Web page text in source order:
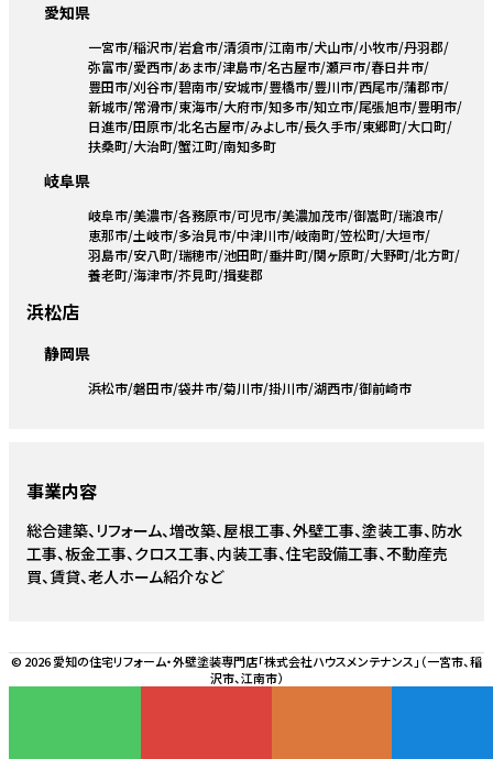
愛知県
一宮市 稲沢市 岩倉市 清須市 江南市 犬山市 小牧市 丹羽郡
弥富市 愛西市 あま市 津島市 名古屋市 瀬戸市 春日井市
豊田市 刈谷市 碧南市 安城市 豊橋市 豊川市 西尾市 蒲郡市
新城市 常滑市 東海市 大府市 知多市 知立市 尾張旭市 豊明市
日進市 田原市 北名古屋市 みよし市 長久手市 東郷町 大口町
扶桑町 大治町 蟹江町 南知多町
岐阜県
岐阜市 美濃市 各務原市 可児市 美濃加茂市 御嵩町 瑞浪市
恵那市 土岐市 多治見市 中津川市 岐南町 笠松町 大垣市
羽島市 安八町 瑞穂市 池田町 垂井町 関ヶ原町 大野町 北方町
養老町 海津市 芥見町 揖斐郡
浜松店
静岡県
浜松市 磐田市 袋井市 菊川市 掛川市 湖西市 御前崎市
事業内容
総合建築、リフォーム、増改築、屋根工事、外壁工事、塗装工事、防水
工事、板金工事、クロス工事、内装工事、住宅設備工事、不動産売
買、賃貸、老人ホーム紹介など
© 2026 愛知の住宅リフォーム・外壁塗装専門店「株式会社ハウスメンテナンス」（一宮市、稲
沢市、江南市）